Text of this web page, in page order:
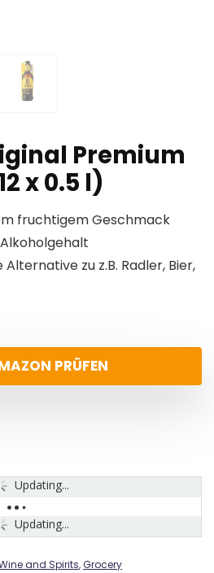
Premium
x 0.5 l)
fruchtigem Geschmack
zu z.B. Radler, Bier,
PRÜFEN
Updating...
Updating...
and Spirits,Grocery